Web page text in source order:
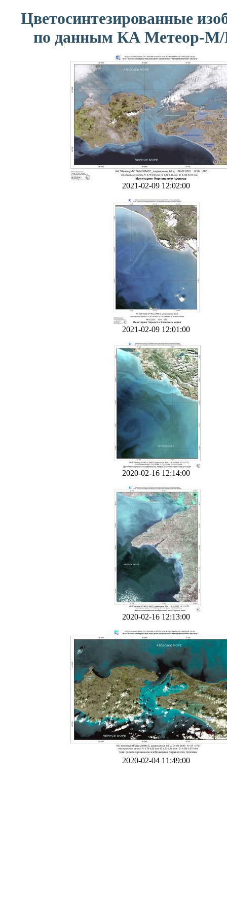
Цветосинтезированные
по данным КА Метеор-
2021-02-09 12:02:00
2021-02-09 12:01:00
2020-02-16 12:14:00
2020-02-16 12:13:00
2020-02-04 11:49:00